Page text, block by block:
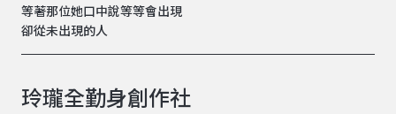
等著那位她口中說等等會出現
卻從未出現的人
玲瓏全勤身創作社